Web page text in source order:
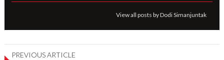
View all posts by Dodi Simanjuntak
PREVIOUS ARTICLE